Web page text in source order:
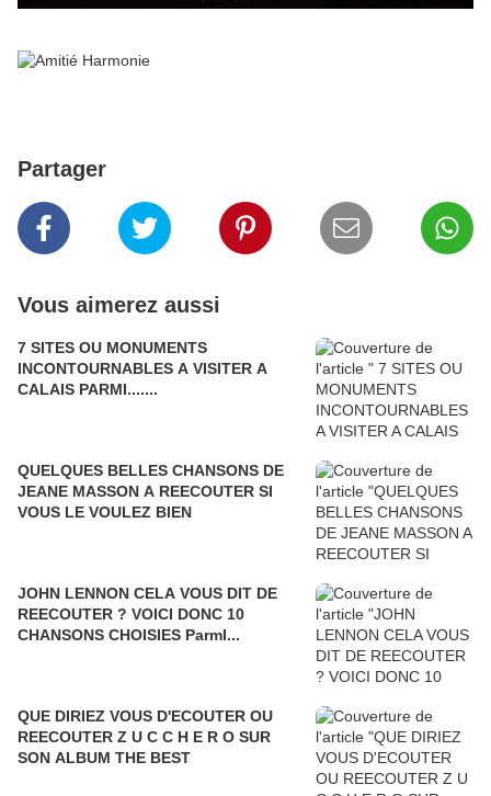
Partager
Vous aimerez aussi
7 SITES OU MONUMENTS
INCONTOURNABLES A VISITER A
CALAIS PARMI.......
QUELQUES BELLES CHANSONS DE
JEANE MASSON A REECOUTER SI
VOUS LE VOULEZ BIEN
JOHN LENNON CELA VOUS DIT DE
REECOUTER ? VOICI DONC 10
CHANSONS CHOISIES ParmI...
QUE DIRIEZ VOUS D'ECOUTER OU
REECOUTER Z U C C H E R O SUR
SON ALBUM THE BEST